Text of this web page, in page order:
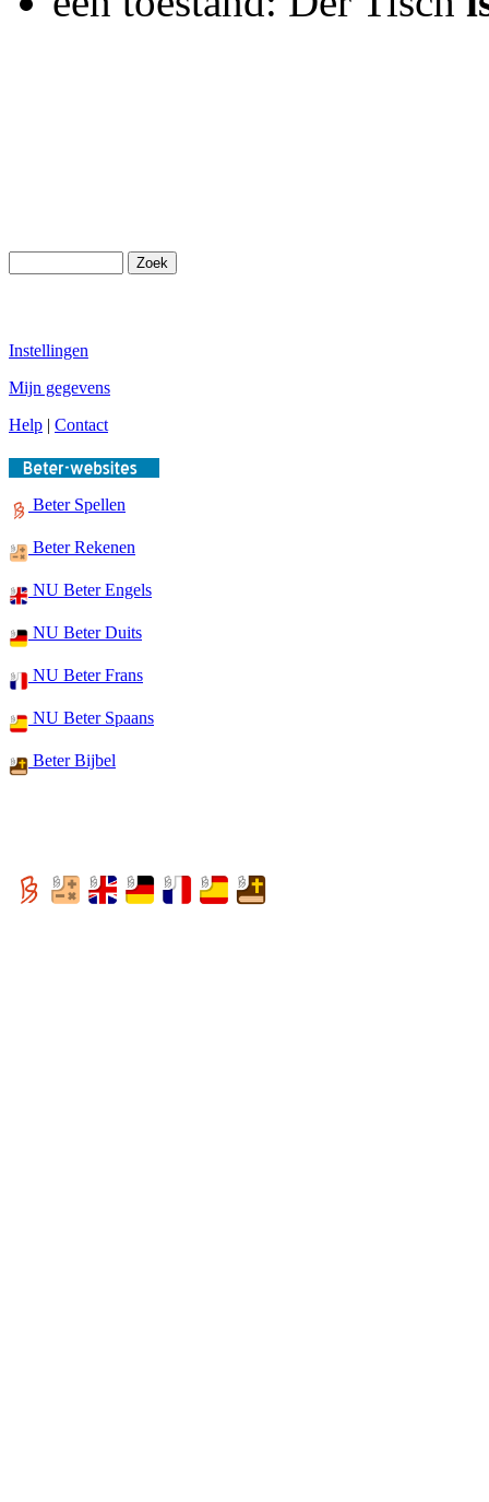
Instellingen
Mijn gegevens
Help | Contact
Beter Spellen
Beter Rekenen
NU Beter Engels
NU Beter Duits
NU Beter Frans
NU Beter Spaans
Beter Bijbel